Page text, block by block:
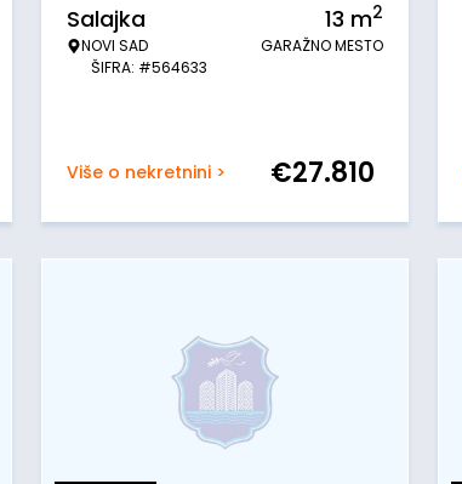
Salajka
NOVI SAD
ŠIFRA: #564633
13 m2
GARAŽNO MESTO
Više o nekretnini > €27.810